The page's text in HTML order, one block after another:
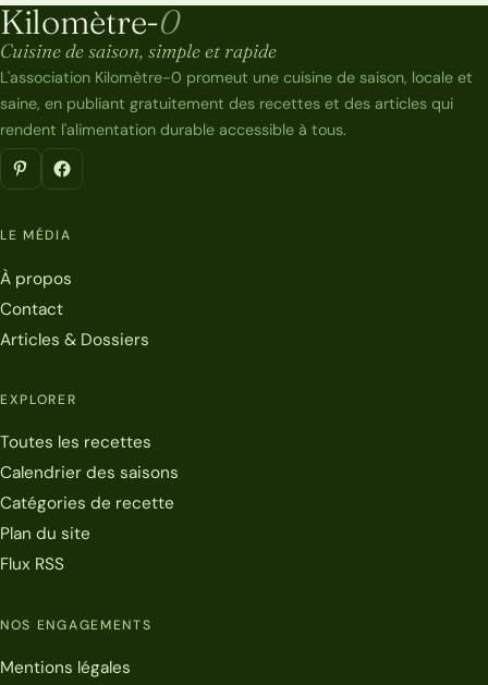
Kilomètre-0
Kilomètre-0
Cuisine de saison, simple et rapide
L'association Kilomètre-0 promeut une cuisine de saison, locale et
saine, en publiant gratuitement des recettes et des articles qui
rendent l'alimentation durable accessible à tous.
LE MÉDIA
À propos
Contact
Articles & Dossiers
EXPLORER
Toutes les recettes
Calendrier des saisons
Catégories de recette
Plan du site
Flux RSS
NOS ENGAGEMENTS
Mentions légales